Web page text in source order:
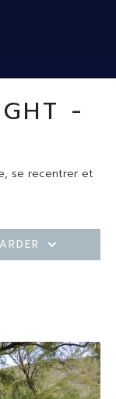
-
se recentrer et